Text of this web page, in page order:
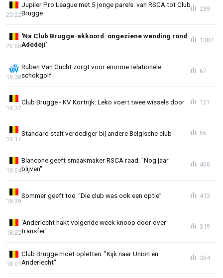
Jupiler Pro League met 5 jonge parels: van RSCA tot Club
Brugge
20:22
239
'Na Club Brugge-akkoord: ongeziene wending rond
Adedeji'
20:00
1382
Ruben Van Gucht zorgt voor enorme relationele
schokgolf
19:38
67
Club Brugge - KV Kortrijk: Leko voert twee wissels door
19:37
121
Standard stalt verdediger bij andere Belgische club
19:17
56
Biancone geeft smaakmaker RSCA raad: "Nog jaar
blijven"
19:04
460
Sommer geeft toe: “Die club was ook een optie”
18:39
413
'Anderlecht hakt volgende week knoop door over
transfer'
18:22
319
Club Brugge moet opletten: "Kijk naar Union en
Anderlecht"
18:01
364